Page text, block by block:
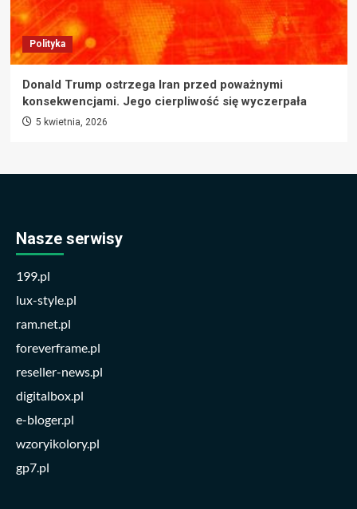
Polityka
Donald Trump ostrzega Iran przed poważnymi
konsekwencjami. Jego cierpliwość się wyczerpała
5 kwietnia, 2026
Nasze serwisy
199.pl
lux-style.pl
ram.net.pl
foreverframe.pl
reseller-news.pl
digitalbox.pl
e-bloger.pl
wzoryikolory.pl
gp7.pl